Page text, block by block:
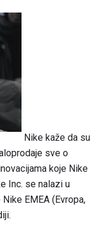
Nike kaže da su
sve o
koje Nike
Inc. se nalazi u
EMEA (Evropa,